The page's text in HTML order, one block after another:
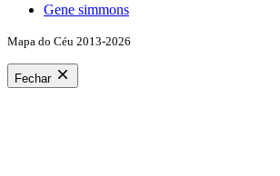
Gene simmons
Mapa do Céu 2013-2026
Fechar